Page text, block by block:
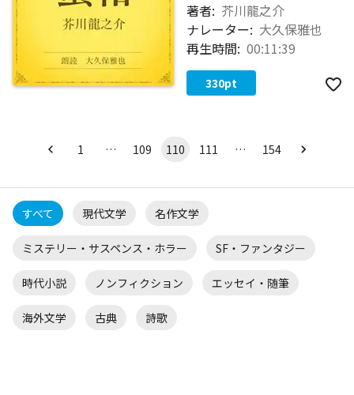
著者: 芥川龍之介
ナレーター: 大久保雅也
再生時間: 00:11:39
330pt
1 … 109 110 111 … 154
すべて 現代文学 名作文学
ミステリー・サスペンス・ホラー SF・ファンタジー
時代小説 ノンフィクション エッセイ・随筆
海外文学 古典 詩歌